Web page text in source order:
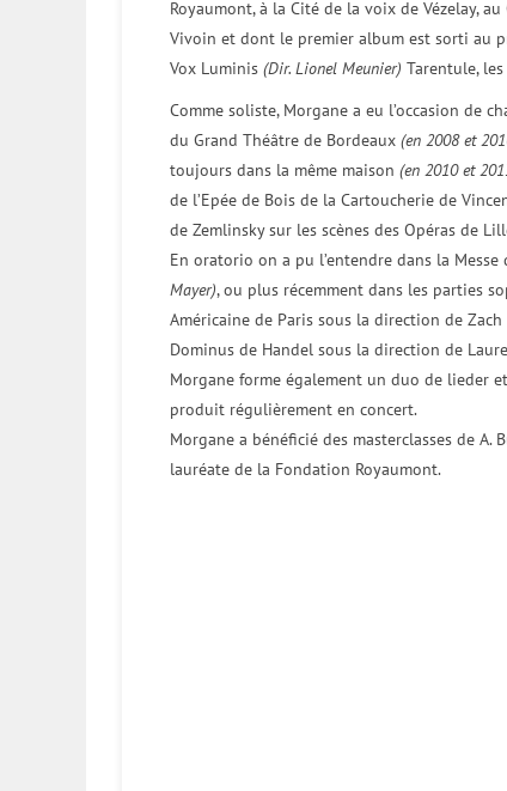
Royaumont, à la Cité de la voix de Vézelay,
Vivoin et dont le premier album est sorti au
Vox Luminis (Dir. Lionel Meunier) Tarentule,
Comme soliste, Morgane a eu l’occasion de
du Grand Théâtre de Bordeaux (en 2008 et
toujours dans la même maison (en 2010 et
de l’Epée de Bois de la Cartoucherie de
de Zemlinsky sur les scènes des Opéras de
En oratorio on a pu l’entendre dans la
Mayer), ou plus récemment dans les parties
Américaine de Paris sous la direction de
Dominus de Handel sous la direction de
Morgane forme également un duo de lieder
produit régulièrement en concert.
Morgane a bénéficié des masterclasses de A.
lauréate de la Fondation Royaumont.